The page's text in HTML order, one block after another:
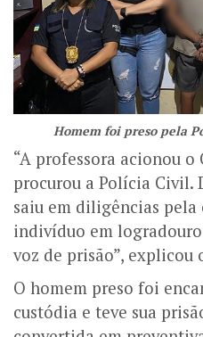
Homem foi preso pela
“A professora acionou o
procurou a Polícia Civil.
saiu em diligências
indivíduo em
voz de prisão”, explicou
O homem preso foi
custódia e teve sua